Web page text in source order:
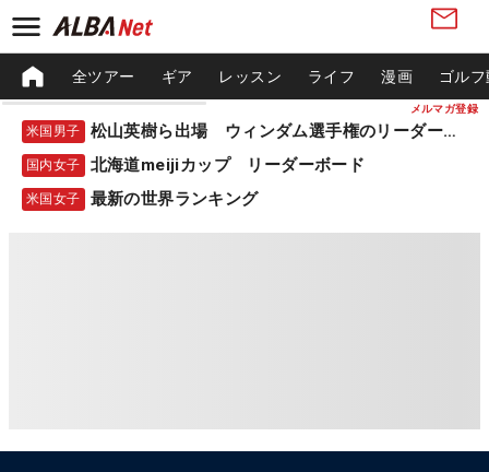
メルマガ登録
全ツアー ギア レッスン ライフ 漫画 ゴル
米国男子 松山英樹ら出場 ウィンダム選手権のリーダーボード
国内女子 北海道meijiカップ リーダーボード
米国女子 最新の世界ランキング